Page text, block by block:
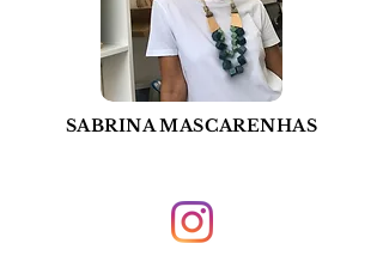
SABRINA MASCARENHAS